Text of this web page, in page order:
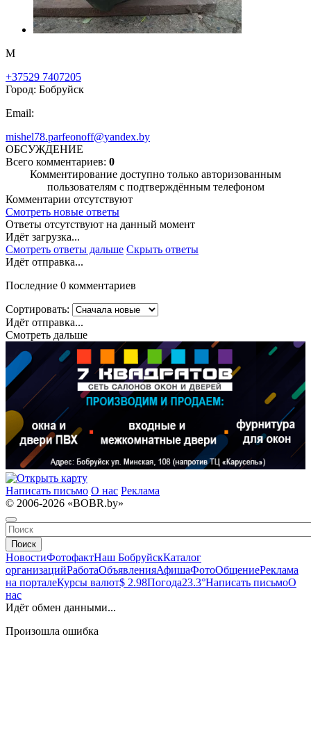
М
+37529 7407205
Город: Бобруйск
Email:
mishel78.parfeonoff@yandex.by
ОБСУЖДЕНИЕ
Всего комментариев: 0
Комментирование доступно только авторизованным
пользователям с подтверждённым телефоном
Комментарии отсутствуют
Смотреть новые ответы
Ответы отсутствуют на данный момент
Идёт загрузка...
Смотреть ответы дальше Скрыть ответы
Идёт отправка...
Последние 0 комментариев
Сортировать:
Идёт отправка...
Смотреть дальше
Написать письмо О нас Реклама
© 2006-2026 «BOBR.by»
Поиск
НовостиФотофактНаш БобруйскКаталог
организацийРаботаОбъявленияАфишаФотоОбщениеРеклама
на порталеКурсы валют$ 2.98Погода23.3°Написать письмоО
нас
Идёт обмен данными...
Произошла ошибка